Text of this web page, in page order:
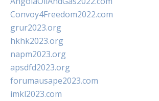
Convoy4Freedom2022.com
grur2023.org
hkhk2023.org
napm2023.org
apsdfd2023.org
forumausape2023.com
imkl2023.com